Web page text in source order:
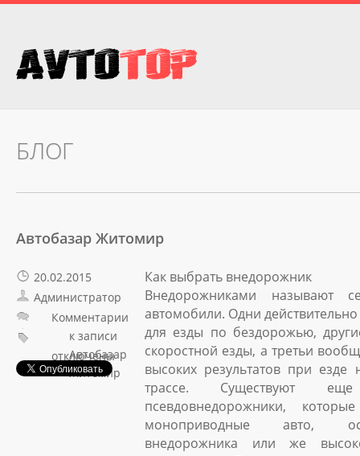
БЛОГ
Автобазар Житомир
20.02.2015
Администратор
Комментарии
к записи
Автобазар
Житомир
отключены
Как выбрать внедорожник
Внедорожниками называют
автомобили. Одни
для езды по бездорожью,
скоростной езды, а третьи
высоких результатов при
трассе. Существуют
псевдовнедорожники,
моноприводные авто,
внедорожника или же